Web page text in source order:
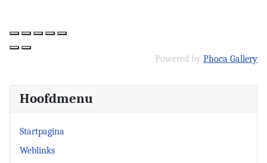
Powered by Phoca Gallery
Hoofdmenu
Startpagina
Weblinks